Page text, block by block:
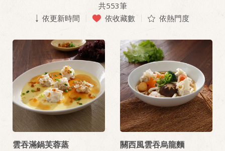
共553筆
依更新時間
依收藏數 依熱門度
雲吞滿鍋芙蓉蒸 關西風雲吞烏龍麵